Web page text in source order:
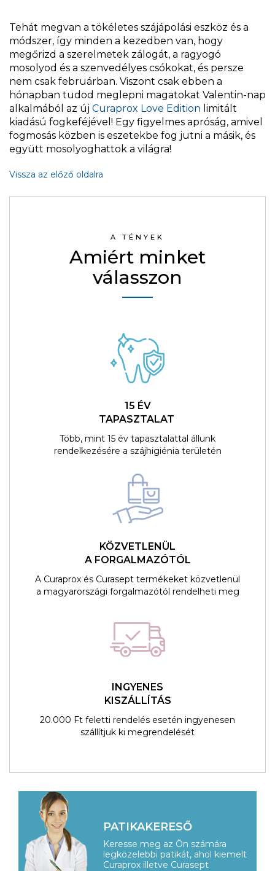
Tehát megvan a tökéletes szájápolási eszköz és a
módszer, így minden a kezedben van, hogy
megőrizd a szerelmetek zálogát, a ragyogó
mosolyod és a szenvedélyes csókokat, és persze
nem csak februárban. Viszont csak ebben a
hónapban tudod meglepni magatokat Valentin-nap
alkalmából az új Curaprox Love Edition limitált
kiadású fogkeféjével! Egy figyelmes apróság, amivel
fogmosás közben is eszetekbe fog jutni a másik, és
együtt mosolyoghattok a világra!
Vissza az előző oldalra
A TÉNYEK
Amiért minket
válasszon
15 ÉV
TAPASZTALAT
Több, mint 15 év tapasztalattal állunk
rendelkezésére a szájhigiénia területén
KÖZVETLENÜL
A FORGALMAZÓTÓL
A Curaprox és Curasept termékeket közvetlenül
a magyarországi forgalmazótól rendelheti meg
INGYENES
KISZÁLLÍTÁS
20.000 Ft feletti rendelés esetén ingyenesen
szállítjuk ki megrendelését
PATIKAKERESŐ
Keresse meg az Ön számára
legközelebbi patikát, ahol kiemelt
Curaprox illetve Curasept